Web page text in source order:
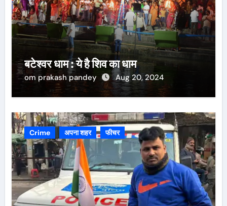
बटेश्वर धाम : ये है शिव का धाम
om prakash pandey Aug 20, 2024
Crime अपना शहर फीचर